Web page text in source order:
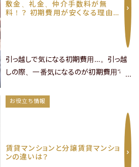
敷金、礼金、仲介手数料が無
料！？ 初期費用が安くなる理由を
引っ越しで気になる初期費用…。引っ越
しの際、一番気になるのが初期費用では
期費用は月額家賃の3～5倍といわれて
います。その中で大きな割合を占めている
のが「敷金・礼金・仲介手数料」です。で
も！プレジオデザインスタイルに掲載中の
プレジオシリーズ物件はすべて仲介手数
料が無料。さらに新築物件なら敷金・礼
お役立ち情報
賃貸マンションと分譲賃貸マンショ
ンの違いは？